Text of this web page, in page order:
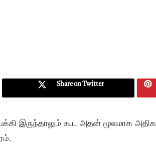
Share on Twitter
இருந்தாலும் கூட அதன் மூலமாக அதிக